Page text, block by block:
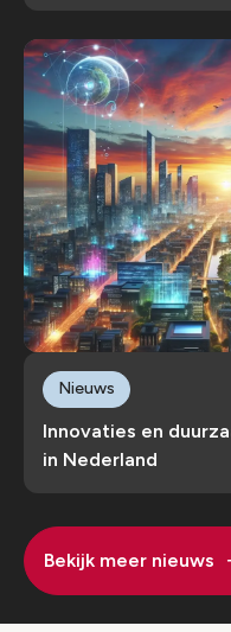
Innovaties en
in Nederland
Nieuws
Bekijk meer nieuws